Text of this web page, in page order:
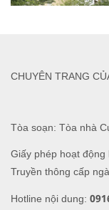
Tòa soạn: Tòa nhà
Giấy phép hoạt động
Truyền thông cấp
Hotline nội dung:
CHUYÊN TRANG